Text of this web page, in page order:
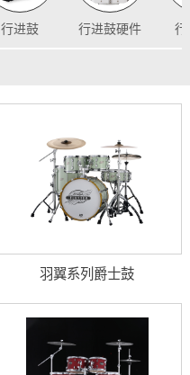
行进鼓 行进鼓硬件 行
羽翼系列爵士鼓